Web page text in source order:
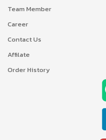
Team Member
Career
Contact Us
Affilate
Order History